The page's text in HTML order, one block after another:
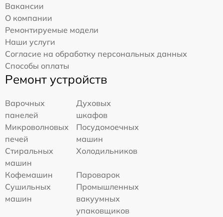
Вакансии
О компании
Ремонтируемые модели
Наши услуги
Согласие на обработку персональных данных
Способы оплаты
Ремонт устройств
Варочных
панелей
Духовых
шкафов
Микроволновых
печей
Посудомоечных
машин
Стиральных
машин
Холодильников
Кофемашин
Пароварок
Сушильных
машин
Промышленных
вакуумных
упаковщиков